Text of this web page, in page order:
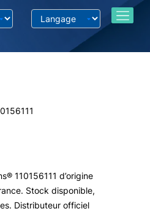
110156111 d’origine
Stock disponible,
Distributeur officiel